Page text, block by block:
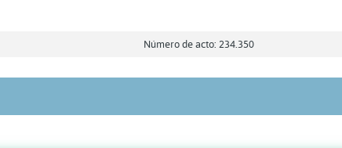
Número de acto: 234.350